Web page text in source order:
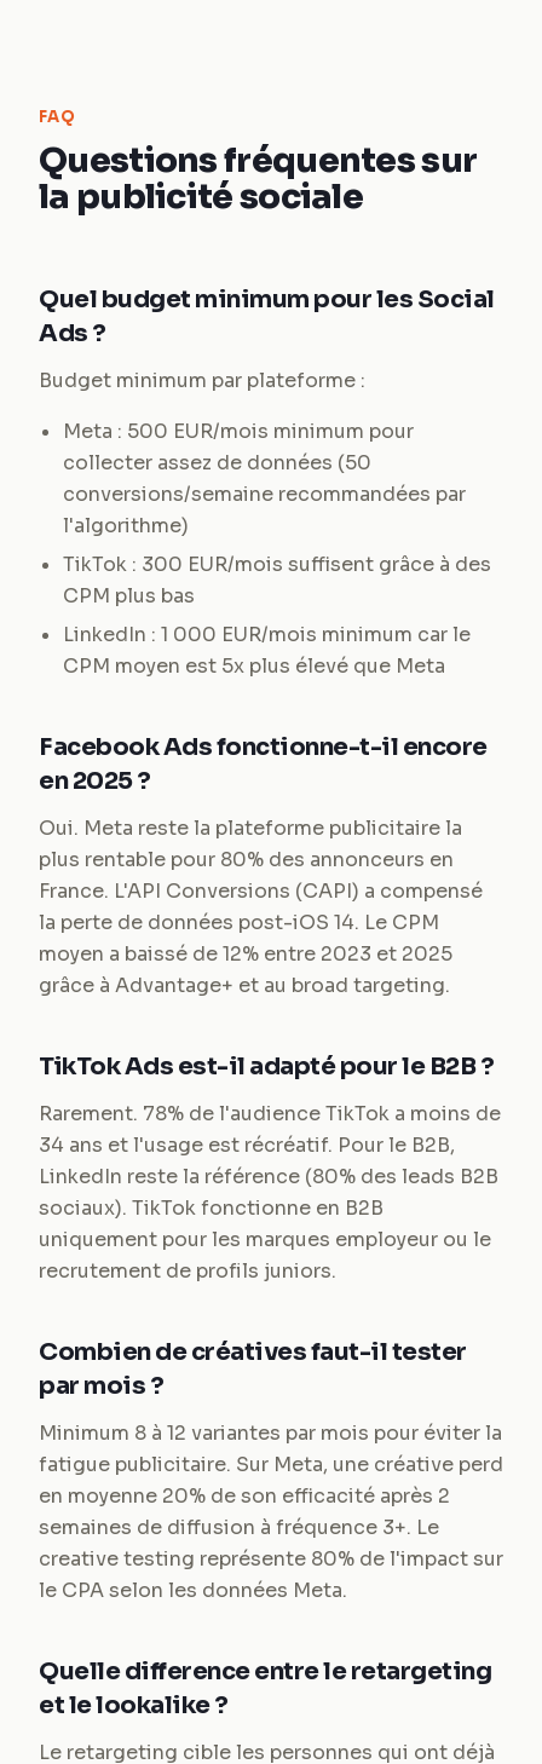
FAQ
Questions fréquentes sur
la publicité sociale
Quel budget minimum pour les Social
Ads ?
Budget minimum par plateforme :
Meta : 500 EUR/mois minimum pour
collecter assez de données (50
conversions/semaine recommandées par
l'algorithme)
TikTok : 300 EUR/mois suffisent grâce à des
CPM plus bas
LinkedIn : 1 000 EUR/mois minimum car le
CPM moyen est 5x plus élevé que Meta
Facebook Ads fonctionne-t-il encore
en 2025 ?
Oui. Meta reste la plateforme publicitaire la
plus rentable pour 80% des annonceurs en
France. L'API Conversions (CAPI) a compensé
la perte de données post-iOS 14. Le CPM
moyen a baissé de 12% entre 2023 et 2025
grâce à Advantage+ et au broad targeting.
TikTok Ads est-il adapté pour le B2B ?
Rarement. 78% de l'audience TikTok a moins de
34 ans et l'usage est récréatif. Pour le B2B,
LinkedIn reste la référence (80% des leads B2B
sociaux). TikTok fonctionne en B2B
uniquement pour les marques employeur ou le
recrutement de profils juniors.
Combien de créatives faut-il tester
par mois ?
Minimum 8 à 12 variantes par mois pour éviter la
fatigue publicitaire. Sur Meta, une créative perd
en moyenne 20% de son efficacité après 2
semaines de diffusion à fréquence 3+. Le
creative testing représente 80% de l'impact sur
le CPA selon les données Meta.
Quelle difference entre le retargeting
et le lookalike ?
Le retargeting cible les personnes qui ont déjà